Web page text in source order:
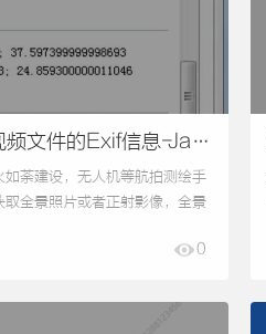
频文件的Exif信息-Jav
荼建设，无人机等航拍测绘手
全景照片或者正射影像，全景
地图的生成、视频的信息解析
标信息。通过自动获取图片的经
0